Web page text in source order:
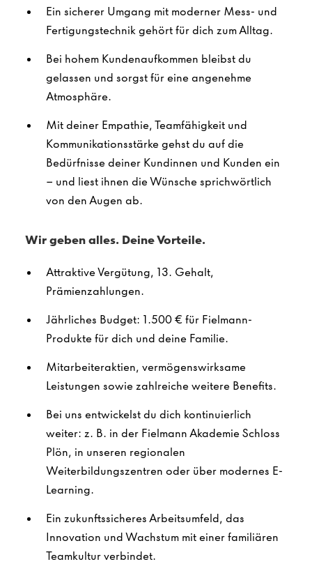
Ein sicherer Umgang mit moderner Mess- und
Fertigungstechnik gehört für dich zum Alltag.
Bei hohem Kundenaufkommen bleibst du
gelassen und sorgst für eine angenehme
Atmosphäre.
Mit deiner Empathie, Teamfähigkeit und
Kommunikationsstärke gehst du auf die
Bedürfnisse deiner Kundinnen und Kunden ein
– und liest ihnen die Wünsche sprichwörtlich
von den Augen ab.
Wir geben alles. Deine Vorteile.
Attraktive Vergütung, 13. Gehalt,
Prämienzahlungen.
Jährliches Budget: 1.500 € für Fielmann-
Produkte für dich und deine Familie.
Mitarbeiteraktien, vermögenswirksame
Leistungen sowie zahlreiche weitere Benefits.
Bei uns entwickelst du dich kontinuierlich
weiter: z. B. in der Fielmann Akademie Schloss
Plön, in unseren regionalen
Weiterbildungszentren oder über modernes E-
Learning.
Ein zukunftssicheres Arbeitsumfeld, das
Innovation und Wachstum mit einer familiären
Teamkultur verbindet.